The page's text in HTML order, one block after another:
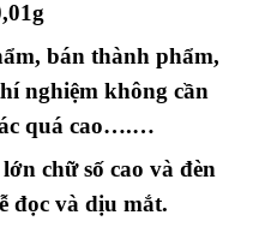
bán thành phẩm,
nghiệm không cần
quá cao….…
chữ số cao và đèn
đọc và dịu mắt.